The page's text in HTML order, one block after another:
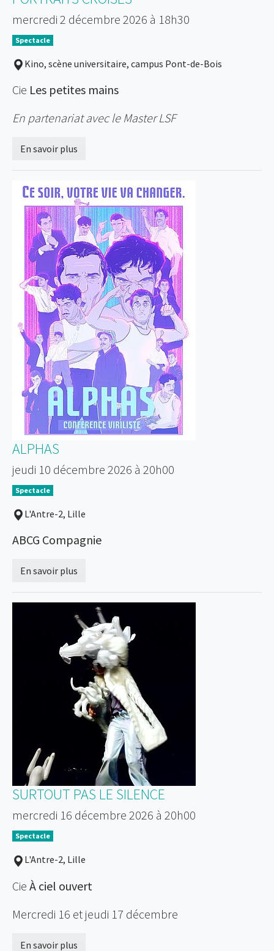
mercredi 2 décembre 2026 à 18h30
Spectacle
Kino, scène universitaire, campus Pont-de-Bois
Cie Les petites mains
En partenariat avec le Master LSF
En savoir plus
ALPHAS
jeudi 10 décembre 2026 à 20h00
Spectacle
L'Antre-2, Lille
ABCG Compagnie
En savoir plus
SURTOUT PAS LE SILENCE
mercredi 16 décembre 2026 à 20h00
Spectacle
L'Antre-2, Lille
Cie À ciel ouvert
Mercredi 16 et jeudi 17 décembre
En savoir plus